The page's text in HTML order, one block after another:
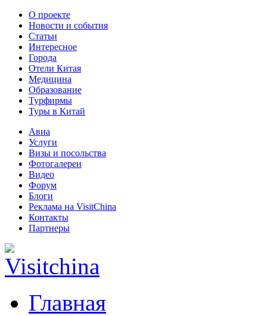
О проекте
Новости и события
Статьи
Интересное
Города
Отели Китая
Медицина
Образование
Турфирмы
Туры в Китай
Авиа
Услуги
Визы и посольства
Фотогалереи
Видео
Форум
Блоги
Реклама на VisitChina
Контакты
Партнеры
Главная